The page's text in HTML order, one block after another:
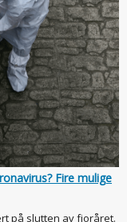
Fire mulige
på slutten av fjoråret.